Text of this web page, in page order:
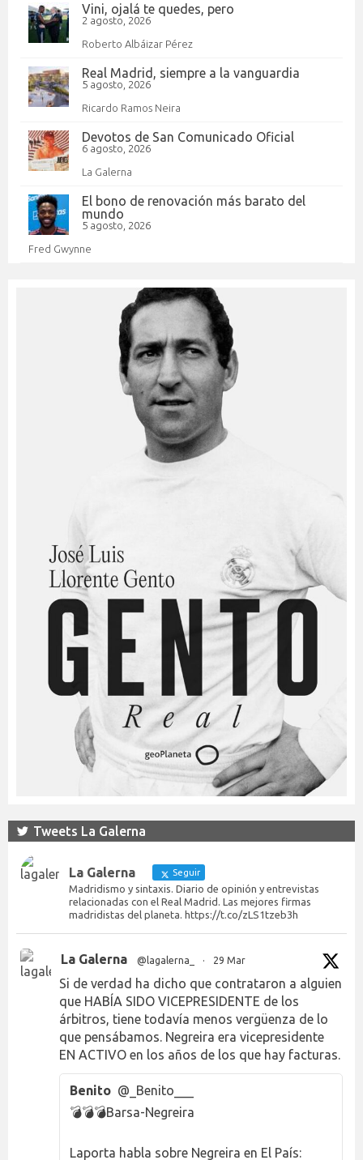
Vini, ojalá te quedes, pero
2 agosto, 2026
Roberto Albáizar Pérez
Real Madrid, siempre a la vanguardia
5 agosto, 2026
Ricardo Ramos Neira
Devotos de San Comunicado Oficial
6 agosto, 2026
La Galerna
El bono de renovación más barato del
mundo
5 agosto, 2026
Fred Gwynne
Tweets La Galerna
La Galerna Seguir
Madridismo y sintaxis. Diario de opinión y entrevistas
relacionadas con el Real Madrid. Las mejores firmas
madridistas del planeta. https://t.co/zLS1tzeb3h
La Galerna @lagalerna_ · 29 Mar
Si de verdad ha dicho que contrataron a alguien
que HABÍA SIDO VICEPRESIDENTE de los
árbitros, tiene todavía menos vergüenza de lo
que pensábamos. Negreira era vicepresidente
EN ACTIVO en los años de los que hay facturas.
Benito @_Benito___
💣💣💣Barsa-Negreira
Laporta habla sobre Negreira en El País: